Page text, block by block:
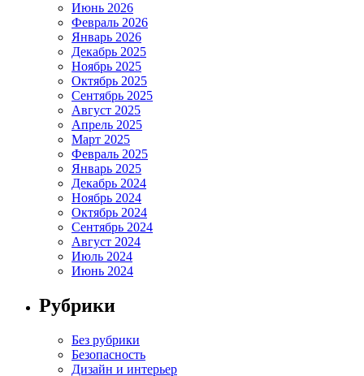
Июнь 2026
Февраль 2026
Январь 2026
Декабрь 2025
Ноябрь 2025
Октябрь 2025
Сентябрь 2025
Август 2025
Апрель 2025
Март 2025
Февраль 2025
Январь 2025
Декабрь 2024
Ноябрь 2024
Октябрь 2024
Сентябрь 2024
Август 2024
Июль 2024
Июнь 2024
Рубрики
Без рубрики
Безопасность
Дизайн и интерьер